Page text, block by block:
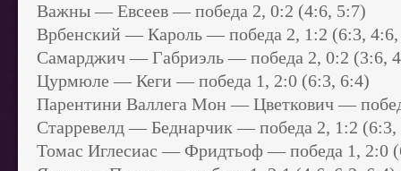
Важны — Евсеев — победа 2, 0:2 (4:6, 5:7)
Врбенский — Кароль — победа 2, 1:2 (6:3,
Самарджич — Габриэль — победа 2, 0:2 (3:6,
Цурмюле — Кеги — победа 1, 2:0 (6:3, 6:4)
Парентини Валлега Мон — Цветкович —
Старревелд — Беднарчик — победа 2, 1:2 (6:3,
Томас Иглесиас — Фридтьоф — победа 1, 2:0